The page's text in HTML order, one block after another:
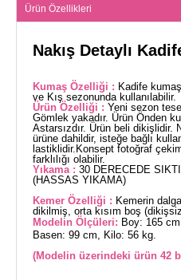
Ürün Özellikleri
Nakış Detaylı
Kumaş Özelliği : Kadife
ve Kış sezonunda kullanılabilir.
Ürün Özelliği : Yeni sezon
Gömlek yakadır. Ürün Önden
Astarsızdır. Ürün beli dikişlidir.
ürüne dahildir, isteğe bağlı
lastiklidir.Konsept fotoğraf
farklılığı olabilir.
Yıkama : 30 DERECEDE
(HASSAS YIKAMA)
Kemer Özelliği : Kemerin
dikilmiş, orta kısım boş
Modelin Ölçüleri: Boy: 165
Basen: 99 cm, Kilo: 56 kg.
(Modelin üzerindeki ürün 42